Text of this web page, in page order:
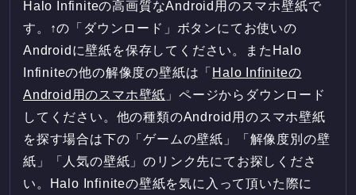
Halo Infiniteの高画質なAndroid用のスマホ壁紙で
す。↑の「ダウンロード」ボタンにてお使いの
Androidに壁紙を保存してください。またHalo
Infiniteの他の解像度の壁紙は「 Halo Infiniteの
Android用のスマホ壁紙 」ページからダウンロード
してください。他の種類のAndroid用のスマホ壁紙
を探す場合は下の「ゲームの壁紙」「解像度別の壁
紙」「人気の壁紙」のリンク先にてお探しくださ
い。Halo Infiniteの壁紙を気に入って頂いた際に